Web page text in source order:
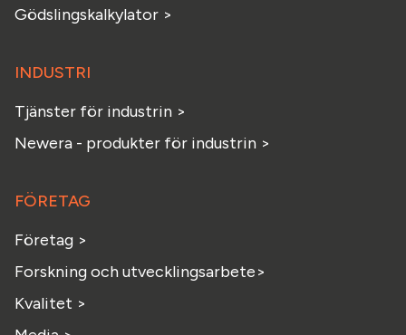
Gödslingskalkylator >
INDUSTRI
Tjänster för industrin >
Newera - produkter för industrin >
FÖRETAG
Företag >
Forskning och utvecklingsarbete>
Kvalitet >